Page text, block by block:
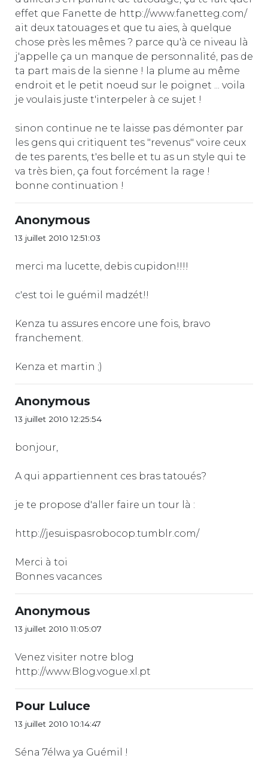
effet que Fanette de http://www.fanetteg.com/
ait deux tatouages et que tu aies, à quelque
chose près les mêmes ? parce qu'à ce niveau là
j'appelle ça un manque de personnalité, pas de
ta part mais de la sienne ! la plume au même
endroit et le petit noeud sur le poignet ... voila
je voulais juste t'interpeler à ce sujet !
sinon continue ne te laisse pas démonter par
les gens qui critiquent tes "revenus" voire ceux
de tes parents, t'es belle et tu as un style qui te
va très bien, ça fout forcément la rage !
bonne continuation !
Anonymous
13 juillet 2010 12:51:03
merci ma lucette, debis cupidon!!!!
c'est toi le guémil madzét!!
Kenza tu assures encore une fois, bravo
franchement.
Kenza et martin ;)
Anonymous
13 juillet 2010 12:25:54
bonjour,
A qui appartiennent ces bras tatoués?
je te propose d'aller faire un tour là :
http://jesuispasrobocop.tumblr.com/
Merci à toi
Bonnes vacances
Anonymous
13 juillet 2010 11:05:07
Venez visiter notre blog
http://www.Blog.vogue.xl.pt
Pour Luluce
13 juillet 2010 10:14:47
Séna 7élwa ya Guémil !